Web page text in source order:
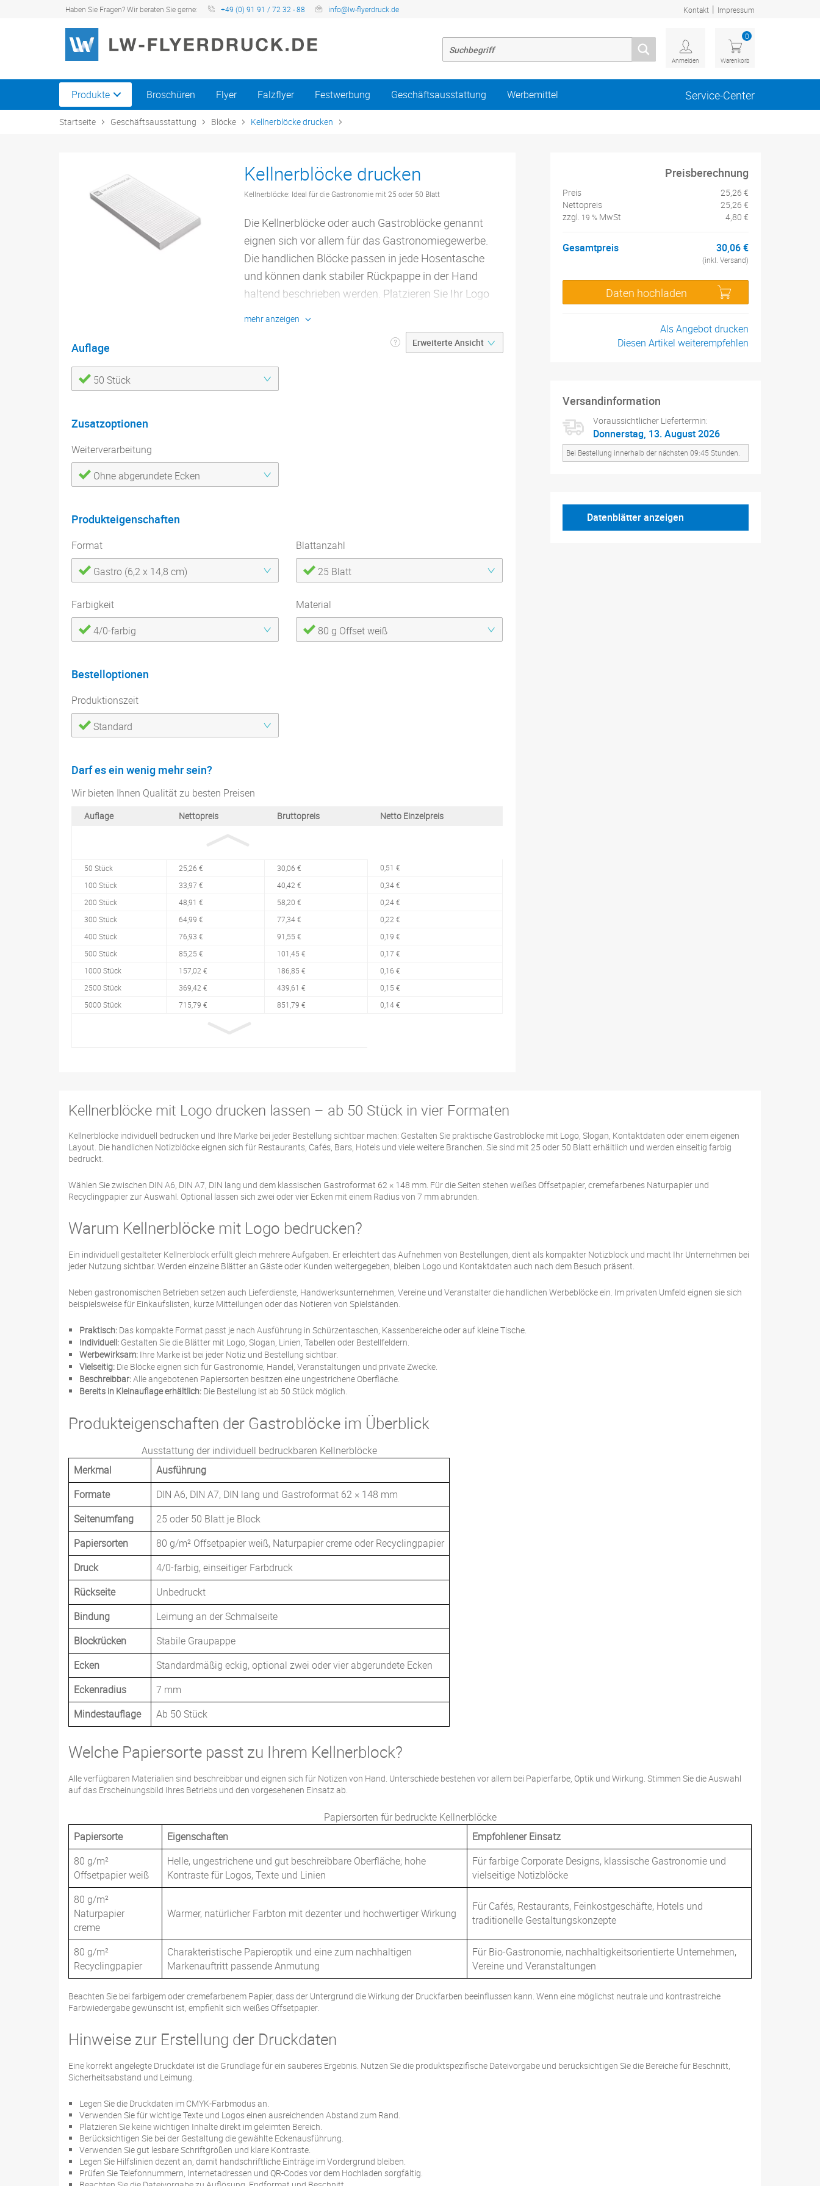
Haben Sie Fragen? Wir beraten Sie gerne: +49 (0) 91 91 / 72 32 - 88 info@lw-flyerdruck.de Kontakt | Impressum
Anmelden
0
Warenkorb
Produkte Broschüren Flyer Falzflyer Festwerbung Geschäftsausstattung Werbemittel Service-Center
Startseite Geschäftsausstattung Blöcke Kellnerblöcke drucken
Kellnerblöcke drucken
Kellnerblöcke: Ideal für die Gastronomie mit 25 oder 50 Blatt
Die Kellnerblöcke oder auch Gastroblöcke genannt
eignen sich vor allem für das Gastronomiegewerbe.
Die handlichen Blöcke passen in jede Hosentasche
und können dank stabiler Rückpappe in der Hand
haltend beschrieben werden. Platzieren Sie Ihr Logo
Sendungen beilegen können.
Material:
Blattzahl:
Bindung:
mehr anzeigen
Auflage
50 Stück
Zusatzoptionen
Weiterverarbeitung
Ohne abgerundete Ecken
Produkteigenschaften
Format
Gastro (6,2 x 14,8 cm)
Blattanzahl
25 Blatt
Farbigkeit
4/0-farbig
Material
80 g Offset weiß
Bestelloptionen
Produktionszeit
Standard
Darf es ein wenig mehr sein?
Wir bieten Ihnen Qualität zu besten Preisen
Auflage Nettopreis Bruttopreis Netto Einzelpreis
50 Stück 25,26 € 30,06 €
0,51 €
100 Stück
33,97 € 40,42 €
0,34 €
200 Stück
48,91 € 58,20 €
0,24 €
300 Stück
64,99 € 77,34 €
0,22 €
400 Stück
76,93 € 91,55 €
0,19 €
500 Stück
85,25 € 101,45 €
0,17 €
1000 Stück
157,02 € 186,85 €
0,16 €
2500 Stück
369,42 € 439,61 €
0,15 €
5000 Stück
715,79 € 851,79 € 0,14 €
Preisberechnung
Preis
25,26 €
Nettopreis
25,26 €
zzgl. 19 % MwSt 4,80 €
Gesamtpreis 30,06 €
(inkl. Versand)
Daten hochladen
Als Angebot drucken
Diesen Artikel weiterempfehlen
Versandinformation
Voraussichtlicher Liefertermin:
Donnerstag, 13. August 2026
Bei Bestellung innerhalb der nächsten 09:45 Stunden.
Datenblätter anzeigen
Kellnerblöcke mit Logo drucken lassen – ab 50 Stück in vier Formaten
Kellnerblöcke individuell bedrucken und Ihre Marke bei jeder Bestellung sichtbar machen: Gestalten Sie praktische Gastroblöcke mit Logo, Slogan, Kontaktdaten oder einem eigenen
Layout. Die handlichen Notizblöcke eignen sich für Restaurants, Cafés, Bars, Hotels und viele weitere Branchen. Sie sind mit 25 oder 50 Blatt erhältlich und werden einseitig farbig
bedruckt.
Wählen Sie zwischen DIN A6, DIN A7, DIN lang und dem klassischen Gastroformat 62 × 148 mm. Für die Seiten stehen weißes Offsetpapier, cremefarbenes Naturpapier und
Recyclingpapier zur Auswahl. Optional lassen sich zwei oder vier Ecken mit einem Radius von 7 mm abrunden.
Warum Kellnerblöcke mit Logo bedrucken?
Ein individuell gestalteter Kellnerblock erfüllt gleich mehrere Aufgaben. Er erleichtert das Aufnehmen von Bestellungen, dient als kompakter Notizblock und macht Ihr Unternehmen bei
jeder Nutzung sichtbar. Werden einzelne Blätter an Gäste oder Kunden weitergegeben, bleiben Logo und Kontaktdaten auch nach dem Besuch präsent.
Neben gastronomischen Betrieben setzen auch Lieferdienste, Handwerksunternehmen, Vereine und Veranstalter die handlichen Werbeblöcke ein. Im privaten Umfeld eignen sie sich
beispielsweise für Einkaufslisten, kurze Mitteilungen oder das Notieren von Spielständen.
Praktisch: Das kompakte Format passt je nach Ausführung in Schürzentaschen, Kassenbereiche oder auf kleine Tische.
Individuell: Gestalten Sie die Blätter mit Logo, Slogan, Linien, Tabellen oder Bestellfeldern.
Werbewirksam: Ihre Marke ist bei jeder Notiz und Bestellung sichtbar.
Vielseitig: Die Blöcke eignen sich für Gastronomie, Handel, Veranstaltungen und private Zwecke.
Beschreibbar:Alle angebotenen Papiersorten besitzen eine ungestrichene Oberfläche.
Bereits in Kleinauflage erhältlich: Die Bestellung ist ab 50 Stück möglich.
Produkteigenschaften der Gastroblöcke im Überblick
Ausstattung der individuell bedruckbaren Kellnerblöcke
Merkmal
Ausführung
Formate
DIN A6, DIN A7, DIN lang und Gastroformat 62 × 148 mm
Seitenumfang
25 oder 50 Blatt je Block
Papiersorten
80 g/m² Offsetpapier weiß, Naturpapier creme oder Recyclingpapier
Druck
4/0-farbig, einseitiger Farbdruck
Rückseite
Unbedruckt
Bindung
Leimung an der Schmalseite
Blockrücken
Stabile Graupappe
Ecken
Standardmäßig eckig, optional zwei oder vier abgerundete Ecken
Eckenradius
7 mm
Mindestauflage
Ab 50 Stück
Welche Papiersorte passt zu Ihrem Kellnerblock?
Alle verfügbaren Materialien sind beschreibbar und eignen sich für Notizen von Hand. Unterschiede bestehen vor allem bei Papierfarbe, Optik und Wirkung. Stimmen Sie die Auswahl
auf das Erscheinungsbild Ihres Betriebs und den vorgesehenen Einsatz ab.
Papiersorten für bedruckte Kellnerblöcke
Papiersorte
Eigenschaften
Empfohlener Einsatz
80 g/m²
Offsetpapier weiß
Helle, ungestrichene und gut beschreibbare Oberfläche; hohe
Kontraste für Logos, Texte und Linien
Für farbige Corporate Designs, klassische Gastronomie und
vielseitige Notizblöcke
80 g/m²
Naturpapier
creme
Warmer, natürlicher Farbton mit dezenter und hochwertiger Wirkung
Für Cafés, Restaurants, Feinkostgeschäfte, Hotels und
traditionelle Gestaltungskonzepte
80 g/m²
Recyclingpapier
Charakteristische Papieroptik und eine zum nachhaltigen
Markenauftritt passende Anmutung
Für Bio-Gastronomie, nachhaltigkeitsorientierte Unternehmen,
Vereine und Veranstaltungen
Beachten Sie bei farbigem oder cremefarbenem Papier, dass der Untergrund die Wirkung der Druckfarben beeinflussen kann. Wenn eine möglichst neutrale und kontrastreiche
Farbwiedergabe gewünscht ist, empfiehlt sich weißes Offsetpapier.
Hinweise zur Erstellung der Druckdaten
Eine korrekt angelegte Druckdatei ist die Grundlage für ein sauberes Ergebnis. Nutzen Sie die produktspezifische Dateivorgabe und berücksichtigen Sie die Bereiche für Beschnitt,
Sicherheitsabstand und Leimung.
Legen Sie die Druckdaten im CMYK-Farbmodus an.
Verwenden Sie für wichtige Texte und Logos einen ausreichenden Abstand zum Rand.
Platzieren Sie keine wichtigen Inhalte direkt im geleimten Bereich.
Berücksichtigen Sie bei der Gestaltung die gewählte Eckenausführung.
Verwenden Sie gut lesbare Schriftgrößen und klare Kontraste.
Legen Sie Hilfslinien dezent an, damit handschriftliche Einträge im Vordergrund bleiben.
Prüfen Sie Telefonnummern, Internetadressen und QR-Codes vor dem Hochladen sorgfältig.